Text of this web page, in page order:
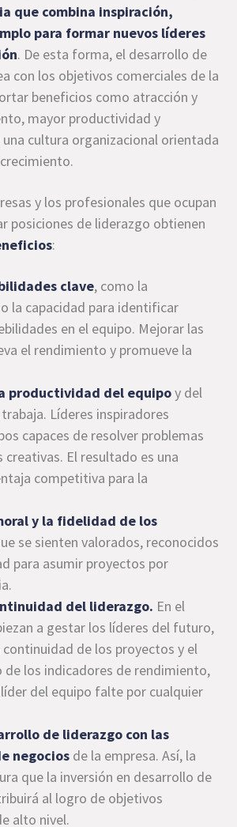
que combina inspiración,
para formar nuevos líderes
. De esta forma, el desarrollo de
con los objetivos comerciales de la
beneficios como atracción y
mayor productividad y
cultura organizacional orientada
y los profesionales que ocupan
posiciones de liderazgo obtienen
:
clave, como la
la capacidad para identificar
en el equipo. Mejorar las
el rendimiento y promueve la
productividad del equipoy del
Líderes inspiradores
capaces de resolver problemas
creativas. El resultado es una
competitiva para la
y la fidelidad de los
se sienten valorados, reconocidos
para asumir proyectos por
del liderazgo. En el
a gestar los líderes del futuro,
de los proyectos y el
los indicadores de rendimiento,
del equipo falte por cualquier
de liderazgo con las
negocios de la empresa. Así, la
que la inversión en desarrollo de
al logro de objetivos
alto nivel.